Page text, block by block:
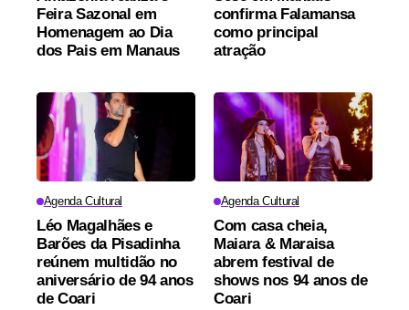
Feira Sazonal em
Homenagem ao Dia
dos Pais em Manaus
confirma Falamansa
como principal
atração
Agenda Cultural
Léo Magalhães e
Barões da Pisadinha
reúnem multidão no
aniversário de 94 anos
de Coari
Agenda Cultural
Com casa cheia,
Maiara & Maraisa
abrem festival de
shows nos 94 anos de
Coari